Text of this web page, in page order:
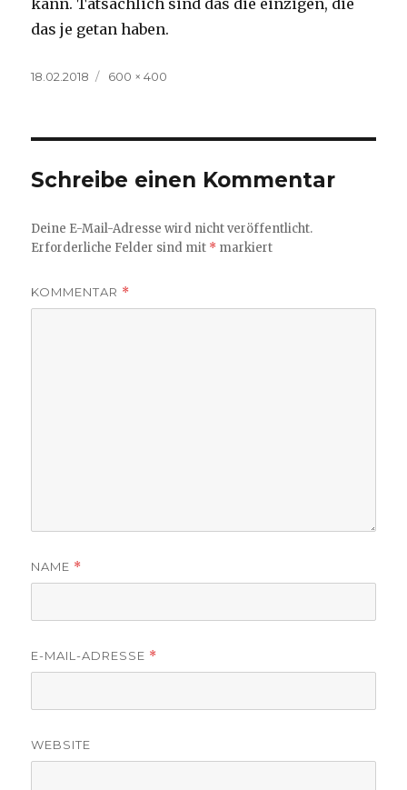
das je getan haben.
Veröffentlicht
18.02.2018
Volle
600 × 400
Schreibe einen Kommentar
Deine E-Mail-Adresse wird nicht veröffentlicht.
Erforderliche Felder sind mit * markiert
KOMMENTAR *
NAME *
E-MAIL-ADRESSE *
WEBSITE